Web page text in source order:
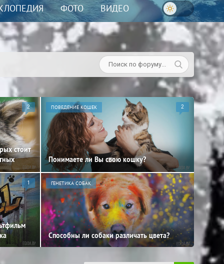
ФОТО ВИДЕО
2
стоит
ПОВЕДЕНИЕ КОШЕК 2
Понимаете ли Вы свою кошку?
1 ГЕНЕТИКА СОБАК
Способны ли собаки различать цвета?